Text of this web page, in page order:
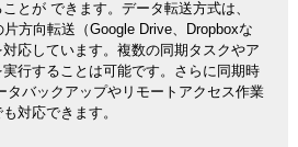
とが できます。データ転送方式は、
方向転送（Google Drive、Dropboxな
応しています。複数の同期タスクやア
行することは可能です。さらに同期時
タバックアップやリモートアクセス作業
対応できます。